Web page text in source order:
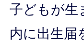
子どもが生
内に出生届